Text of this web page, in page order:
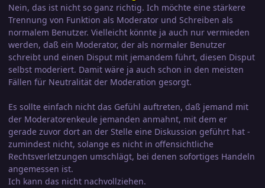
Nein, das ist nicht so ganz richtig. Ich möchte eine stärkere
Trennung von Funktion als Moderator und Schreiben als
normalem Benutzer. Vielleicht könnte ja auch nur vermieden
werden, daß ein Moderator, der als normaler Benutzer
schreibt und einen Disput mit jemandem führt, diesen Disput
selbst moderiert. Damit wäre ja auch schon in den meisten
Fällen für Neutralität der Moderation gesorgt.
Es sollte einfach nicht das Gefühl auftreten, daß jemand mit
der Moderatorenkeule jemanden anmahnt, mit dem er
gerade zuvor dort an der Stelle eine Diskussion geführt hat -
zumindest nicht, solange es nicht in offensichtliche
Rechtsverletzungen umschlägt, bei denen sofortiges Handeln
angemessen ist.
Ich kann das nicht nachvollziehen.